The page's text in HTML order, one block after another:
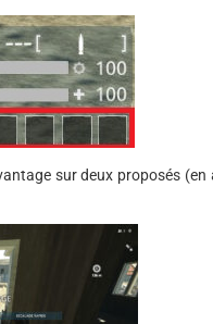
sur deux proposés